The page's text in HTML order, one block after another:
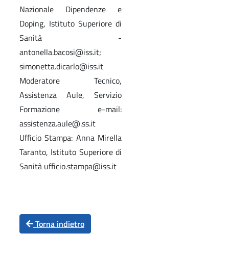
Nazionale Dipendenze e
Doping, Istituto Superiore di
Sanità -
antonella.bacosi@iss.it;
simonetta.dicarlo@iss.it
Moderatore Tecnico,
Assistenza Aule, Servizio
Formazione e-mail:
assistenza.aule@.ss.it
Ufficio Stampa: Anna Mirella
Taranto, Istituto Superiore di
Sanità ufficio.stampa@iss.it
Torna indietro